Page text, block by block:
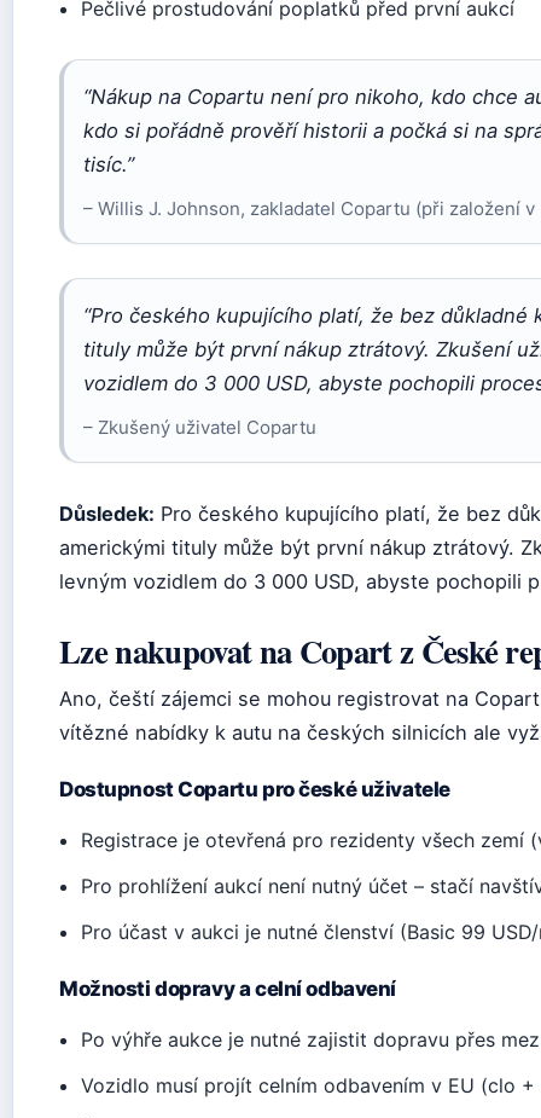
Pečlivé prostudování poplatků před první aukcí
“Nákup na Copartu není pro nikoho, kdo chce
kdo si pořádně prověří historii a počká si na
tisíc.”
– Willis J. Johnson, zakladatel Copartu (při založení
“Pro českého kupujícího platí, že bez
tituly může být první nákup ztrátový. Zkušení
vozidlem do 3 000 USD, abyste pochopili
– Zkušený uživatel Copartu
Důsledek: Pro českého kupujícího platí, že bez
americkými tituly může být první nákup ztrátový.
levným vozidlem do 3 000 USD, abyste pochopili
Lze nakupovat na Copart z České
Ano, čeští zájemci se mohou registrovat na
vítězné nabídky k autu na českých silnicích ale
Dostupnost Copartu pro české uživatele
Registrace je otevřená pro rezidenty všech zemí
Pro prohlížení aukcí není nutný účet – stačí
Pro účast v aukci je nutné členství (Basic 99
Možnosti dopravy a celní odbavení
Po výhře aukce je nutné zajistit dopravu přes
Vozidlo musí projít celním odbavením v EU (clo +